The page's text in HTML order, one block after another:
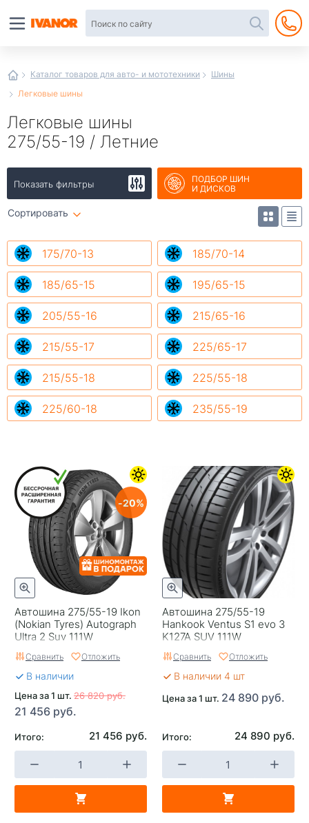
Каталог товаров для авто- и мототехники
Шины
Легковые шины
Легковые шины
275/55-19 / Летние
Показать фильтры
ПОДБОР ШИН
И ДИСКОВ
Сортировать
175/70-13 185/70-14
185/65-15 195/65-15
205/55-16 215/65-16
215/55-17 225/65-17
215/55-18 225/55-18
225/60-18 235/55-19
Автошина 275/55-19 Ikon
(Nokian Tyrеs) Autograph
Ultra 2 Suv 111W
20
Сравнить Отложить
В наличии
Цена за 1 шт. 26 820 руб.
21 456 руб.
Итого: 21 456 руб.
Автошина 275/55-19
Hankook Ventus S1 evo 3
K127A SUV 111W
Сравнить Отложить
В наличии 4 шт
Цена за 1 шт. 24 890 руб.
Итого: 24 890 руб.
интернет-